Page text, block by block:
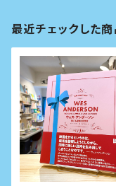
最近チェックした商